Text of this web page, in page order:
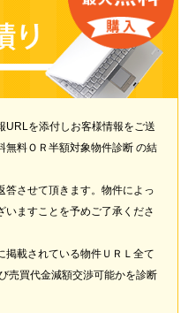
URLを添付しお客様情報をご送
無料ＯＲ半額対象物件診断 の結
答させて頂きます。物件によっ
ますことを予めご了承くださ
掲載されている物件ＵＲＬ全て
売買代金減額交渉可能かを診断